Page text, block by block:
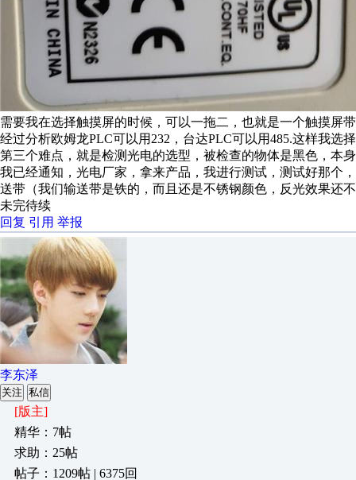
需要我在选择触摸屏的时候，可以一拖二，也就是一个触摸屏
经过分析欧姆龙PLC可以用232，台达PLC可以用485.这样我选
第三个难点，就是检测光电的选型，被检查的物体是黑色，本
我已经通知，光电厂家，拿来产品，我进行测试，测试好那个
送带（我们输送带是铁的，而且还是不锈钢颜色，反光效果还
未完待续
回复 引用 举报
李东泽
关注 私信
[版主]
精华：7帖
求助：25帖
帖子：1209帖 | 6375回